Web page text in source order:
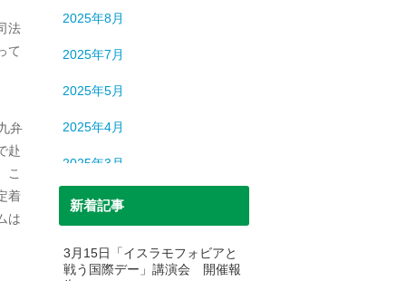
法
て
弁
赴
こ
着
は
2025年8月
2025年7月
2025年5月
2025年4月
2025年3月
2025年2月
2024年12月
新着記事
3月15日「イスラモフォビアと
戦う国際デー」講演会 開催報